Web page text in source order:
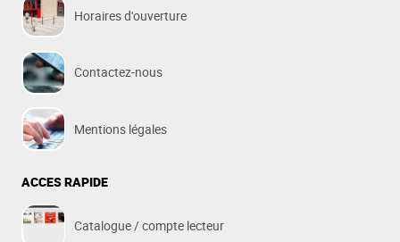
Horaires d'ouverture
Contactez-nous
Mentions légales
ACCES RAPIDE
Catalogue / compte lecteur